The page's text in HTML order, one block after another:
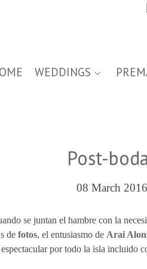
WEDDINGS
Post-
08 March
se juntan el hambre con la
de fotos, el entusiasmo de Arai
espectacular por todo la isla incluido